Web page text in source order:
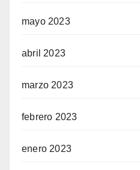
mayo 2023
abril 2023
marzo 2023
febrero 2023
enero 2023